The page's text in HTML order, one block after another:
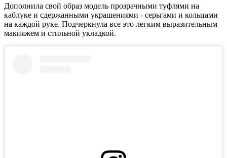
Дополнила свой образ модель прозрачными туфлями на
каблуке и сдержанными украшениями - серьгами и кольцами
на каждой руке. Подчеркнула все это легким выразительным
макияжем и стильной укладкой.